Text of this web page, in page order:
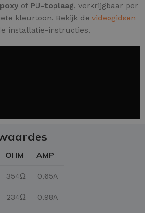
of PU-toplaag, verkrijgbaar per
kleurtoon. Bekijk de videogidsen
installatie-instructies.
OHM AMP
354Ω 0.65A
234Ω 0.98A